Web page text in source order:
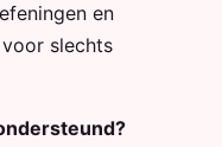
en
slechts